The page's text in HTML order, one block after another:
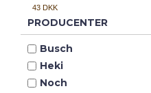
43 DKK
PRODUCENTER
Busch
Heki
Noch